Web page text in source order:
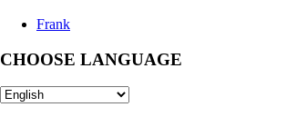
Frank
CHOOSE LANGUAGE